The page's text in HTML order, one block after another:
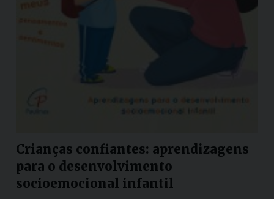
Crianças confiantes: aprendizagens
para o desenvolvimento
socioemocional infantil